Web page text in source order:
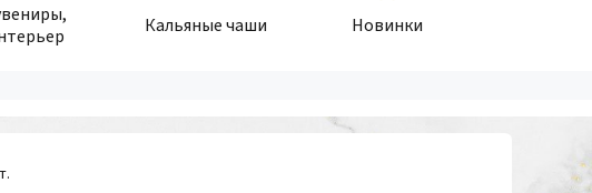
Кальяные чаши Новинки